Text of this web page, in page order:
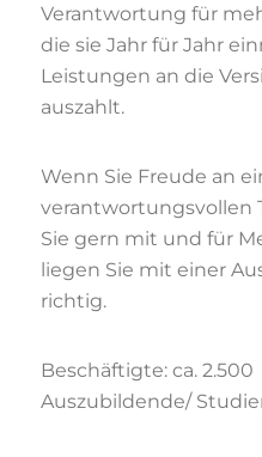
Verantwortung für
die sie Jahr für Jahr
Leistungen an die
auszahlt.
Wenn Sie Freude an
verantwortungsvollen
Sie gern mit und für
liegen Sie mit einer
richtig.
Beschäftigte: ca. 2.500
Auszubildende/